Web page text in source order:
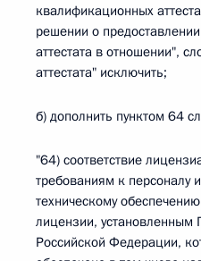
квалификационных
решении о
аттестата в отношении",
аттестата" исключить;
б) дополнить пунктом 64
"64) соответствие
требованиям к персоналу
техническому
лицензии, установленным
Российской Федерации,